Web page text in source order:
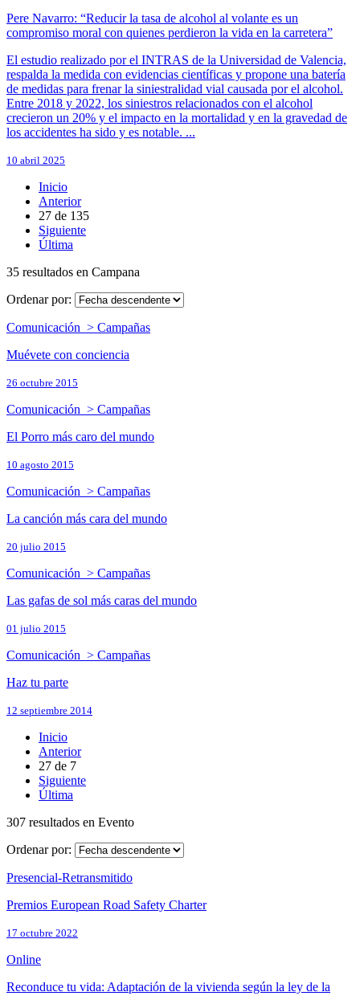
Pere Navarro: “Reducir la tasa de alcohol al volante es un
compromiso moral con quienes perdieron la vida en la carretera”
El estudio realizado por el INTRAS de la Universidad de Valencia,
respalda la medida con evidencias científicas y propone una batería
de medidas para frenar la siniestralidad vial causada por el alcohol.
Entre 2018 y 2022, los siniestros relacionados con el alcohol
crecieron un 20% y el impacto en la mortalidad y en la gravedad de
los accidentes ha sido y es notable. ...
10 abril 2025
Inicio
Anterior
27 de 135
Siguiente
Última
35 resultados en Campana
Ordenar por:
Comunicación > Campañas
Muévete con conciencia
26 octubre 2015
Comunicación > Campañas
El Porro más caro del mundo
10 agosto 2015
Comunicación > Campañas
La canción más cara del mundo
20 julio 2015
Comunicación > Campañas
Las gafas de sol más caras del mundo
01 julio 2015
Comunicación > Campañas
Haz tu parte
12 septiembre 2014
Inicio
Anterior
27 de 7
Siguiente
Última
307 resultados en Evento
Ordenar por:
Presencial-Retransmitido
Premios European Road Safety Charter
17 octubre 2022
Online
Reconduce tu vida: Adaptación de la vivienda según la ley de la